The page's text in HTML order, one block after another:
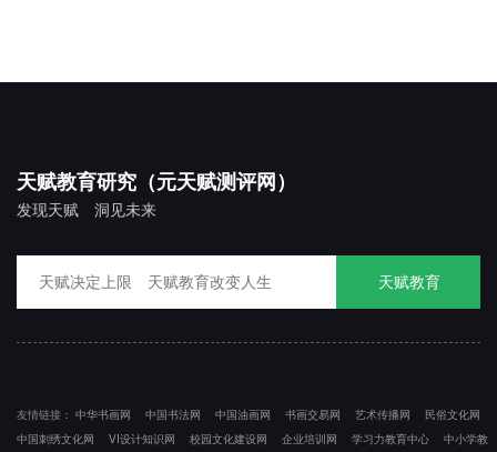
天赋教育研究（元天赋测评网）
发现天赋 洞见未来
天赋教育
友情链接： 中华书画网 中国书法网 中国油画网 书画交易网 艺术传播网
民俗文化网
中国刺绣文化网
VI设计知识网 校园文化建设网 企业培训网 学习力教育中心
中小学教